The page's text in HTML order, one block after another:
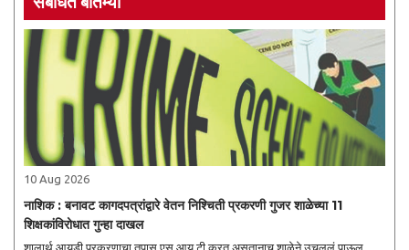
10 Aug 2026
नाशिक : बनावट कागदपत्रांद्वारे वेतन निश्चिती प्रकरणी गुजर शाळेच्या 11
शिक्षकांविरोधात गुन्हा दाखल
शालार्थ आयडी प्रकरणाचा तपास एस आय टी करत असतानाच शाळेने उचललं पाऊल